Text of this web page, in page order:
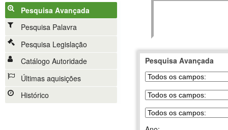
Pesquisa Avançada
Pesquisa Palavra
Pesquisa Legislação
Catálogo Autoridade
Últimas aquisições
Histórico
Pesquisa Avançada